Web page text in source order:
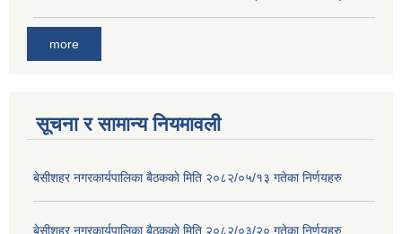
more
सूचना र सामान्य नियमावली
बे‍‍सीशहर नगरकार्यपालिका बैठककाे मिति २०८२/०५/१३ गतेका निर्णयहरु
बे‍‍सीशहर नगरकार्यपालिका बैठककाे मिति २०८२/०३/२० गतेका निर्णयहरु